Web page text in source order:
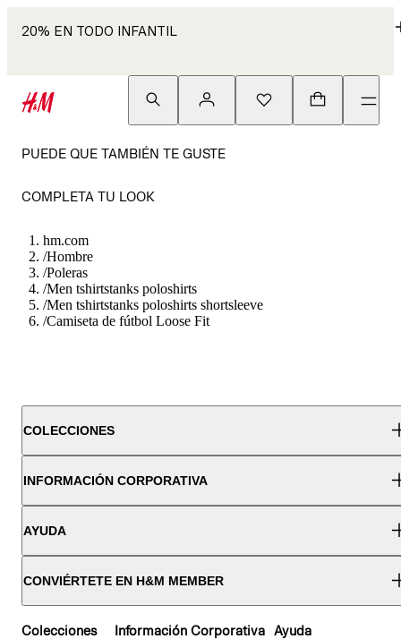
20% EN TODO INFANTIL
PUEDE QUE TAMBIÉN TE GUSTE
COMPLETA TU LOOK
hm.com
/Hombre
/Poleras
/Men tshirtstanks poloshirts
/Men tshirtstanks poloshirts shortsleeve
/Camiseta de fútbol Loose Fit
COLECCIONES
INFORMACIÓN CORPORATIVA
AYUDA
CONVIÉRTETE EN H&M MEMBER
Colecciones Información Corporativa Ayuda